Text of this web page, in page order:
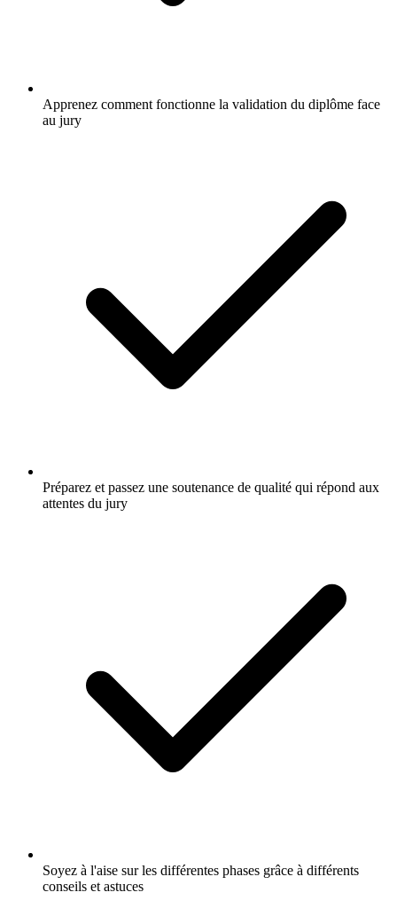
Apprenez comment fonctionne la validation du diplôme face
au jury
Préparez et passez une soutenance de qualité qui répond aux
attentes du jury
Soyez à l'aise sur les différentes phases grâce à différents
conseils et astuces